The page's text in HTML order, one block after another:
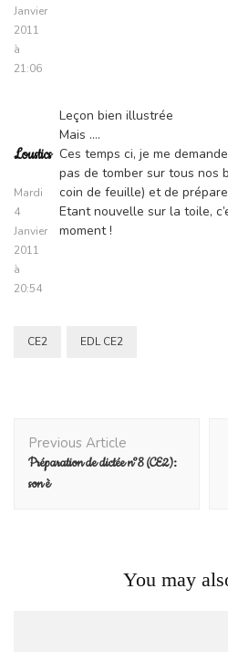
Janvier
2011
à
21:06
Loustics
Mardi
4
Janvier
2011
à
20:54
Leçon bien illustrée
Mais ….
Ces temps ci, je me
pas de tomber sur tous nos
coin de feuille) et de
Etant nouvelle sur la toile,
moment !
CE2 EDL CE2
Navigation
Previous Article
Préparation de dictée n°8 (CE2):
son è
You may